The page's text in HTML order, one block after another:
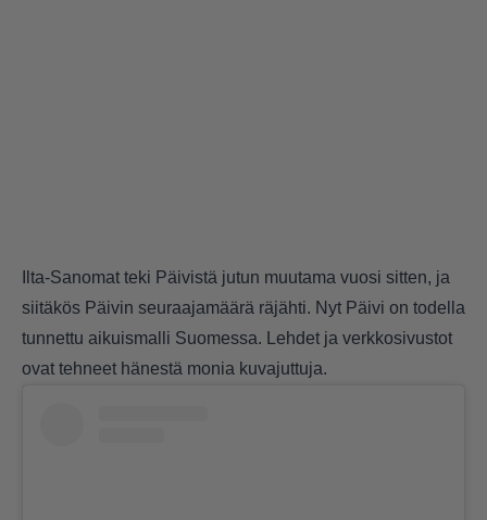
Ilta-Sanomat teki Päivistä jutun muutama vuosi sitten, ja
siitäkös Päivin seuraajamäärä räjähti. Nyt Päivi on todella
tunnettu aikuismalli Suomessa. Lehdet ja verkkosivustot
ovat tehneet hänestä monia kuvajuttuja.